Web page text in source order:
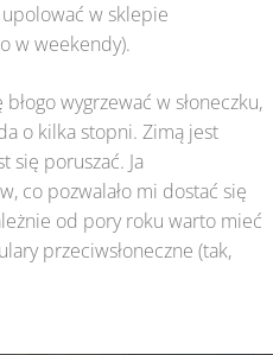
w sklepie
w weekendy).
wygrzewać w słoneczku,
o kilka stopni. Zimą jest
się poruszać. Ja
co pozwalało mi dostać się
od pory roku warto mieć
przeciwsłoneczne (tak,